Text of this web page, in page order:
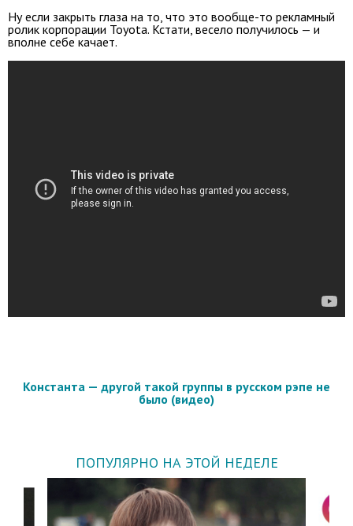
Ну если закрыть глаза на то, что это вообще-то рекламный
ролик корпорации Toyota. Кстати, весело получилось — и
вполне себе качает.
Константа — другой такой группы в русском рэпе не
было (видео)
ПОПУЛЯРНО НА ЭТОЙ НЕДЕЛЕ